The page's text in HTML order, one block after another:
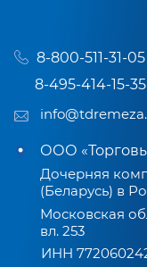
8-800-511-31-05
8-495-414-15-35
ООО
Дочерняя
(Беларусь) в
Московская
вл. 253
ИНН